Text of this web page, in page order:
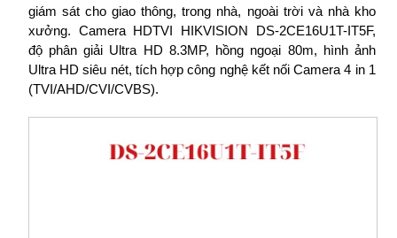
giám sát cho giao thông, trong nhà, ngoài trời và nhà kho
xưởng. Camera HDTVI HIKVISION DS-2CE16U1T-IT5F,
độ phân giải Ultra HD 8.3MP, hồng ngoại 80m, hình ảnh
Ultra HD siêu nét, tích hợp công nghệ kết nối Camera 4 in 1
(TVI/AHD/CVI/CVBS).